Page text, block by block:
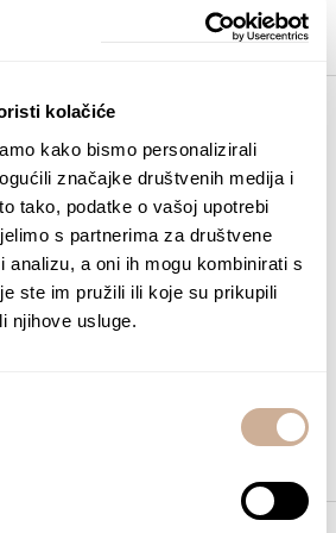
kolačiće
kako bismo personalizirali
značajke društvenih medija i
tako, podatke o vašoj upotrebi
s partnerima za društvene
analizu, a oni ih mogu kombinirati s
ste im pružili ili koje su prikupili
njihove usluge.
jugu Argentine i Čilea
korijena, a ponajviše u
smo se i da će nam neki od
Ali nismo znali da je
i gradonačelnik Punta Arenasa
i da će nas baš on ugostiti u
nam puno prostora za pripremu